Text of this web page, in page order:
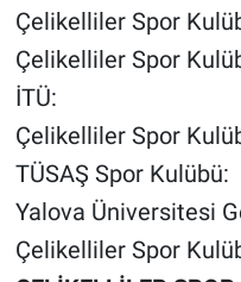
Çelikelliler Spor
Çelikelliler Spor
İTÜ:
Çelikelliler Spor
TÜSAŞ Spor Kulübü:
Yalova Üniversitesi
Çelikelliler Spor